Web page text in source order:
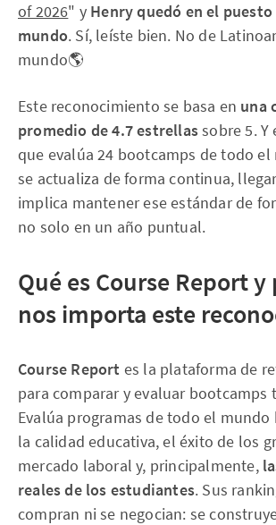
of 2026" y Henry quedó en el
mundo. Sí, leíste bien. No de
mundo🌎
Este reconocimiento se basa en una
promedio de 4.7 estrellassobre 5.
que evalúa 24 bootcamps de todo el
se actualiza de forma continua,
implica mantener ese estándar de
no solo en un año puntual.
Qué es Course Report
nos importa este
Course Report es la plataforma de
para comparar y evaluar bootcamps
Evalúa programas de todo el mundo
la calidad educativa, el éxito de los
mercado laboral y, principalmente,
reales de los estudiantes. Sus
compran ni se negocian: se